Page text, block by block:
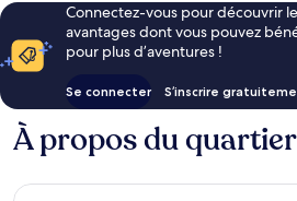
Connectez-vous pour découvrir
avantages dont vous pouvez
pour plus d’aventures !
Se connecter S’inscrire
À propos du quartier